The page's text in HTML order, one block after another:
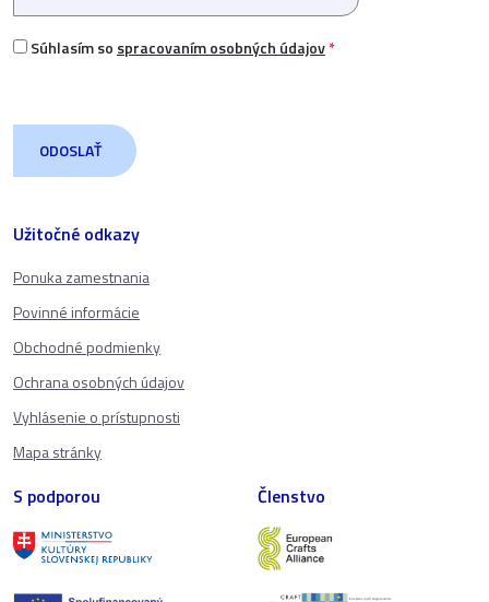
Užitočné odkazy
Ponuka zamestnania
Povinné informácie
Obchodné podmienky
Ochrana osobných údajov
Vyhlásenie o prístupnosti
Mapa stránky
Súhlasím so spracovaním osobných údajov*
S podporou Členstvo